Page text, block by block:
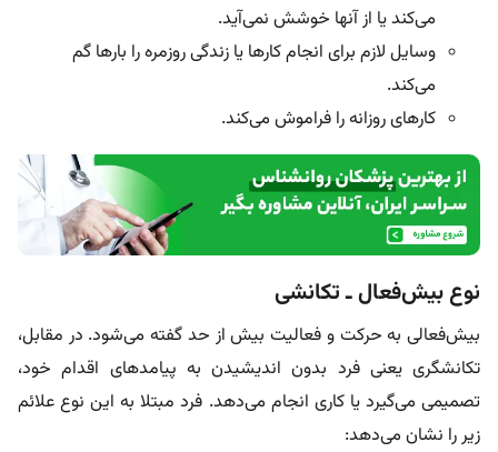
می‌کند یا از آنها خوشش نمی‌آید.
وسایل لازم برای انجام کارها یا زندگی روزمره را بارها گم
می‌کند.
کارهای روزانه را فراموش می‌کند.
نوع بیش‌فعال ـ تکانشی
بیش‌فعالی به حرکت و فعالیت بیش از حد گفته می‌شود. در مقابل،
تکانشگری یعنی فرد بدون اندیشیدن به پیامدهای اقدام خود،
تصمیمی می‌گیرد یا کاری انجام می‌دهد. فرد مبتلا به این نوع علائم
زیر را نشان می‌دهد: